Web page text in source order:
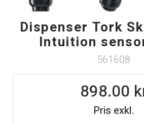
Dispenser Tork
Intuition
561608
Pris exkl.
898.00